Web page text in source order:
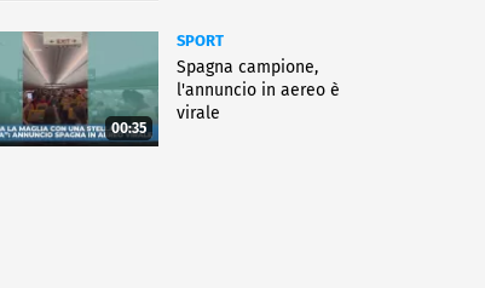
00:35
SPORT
Spagna campione,
l'annuncio in aereo è
virale